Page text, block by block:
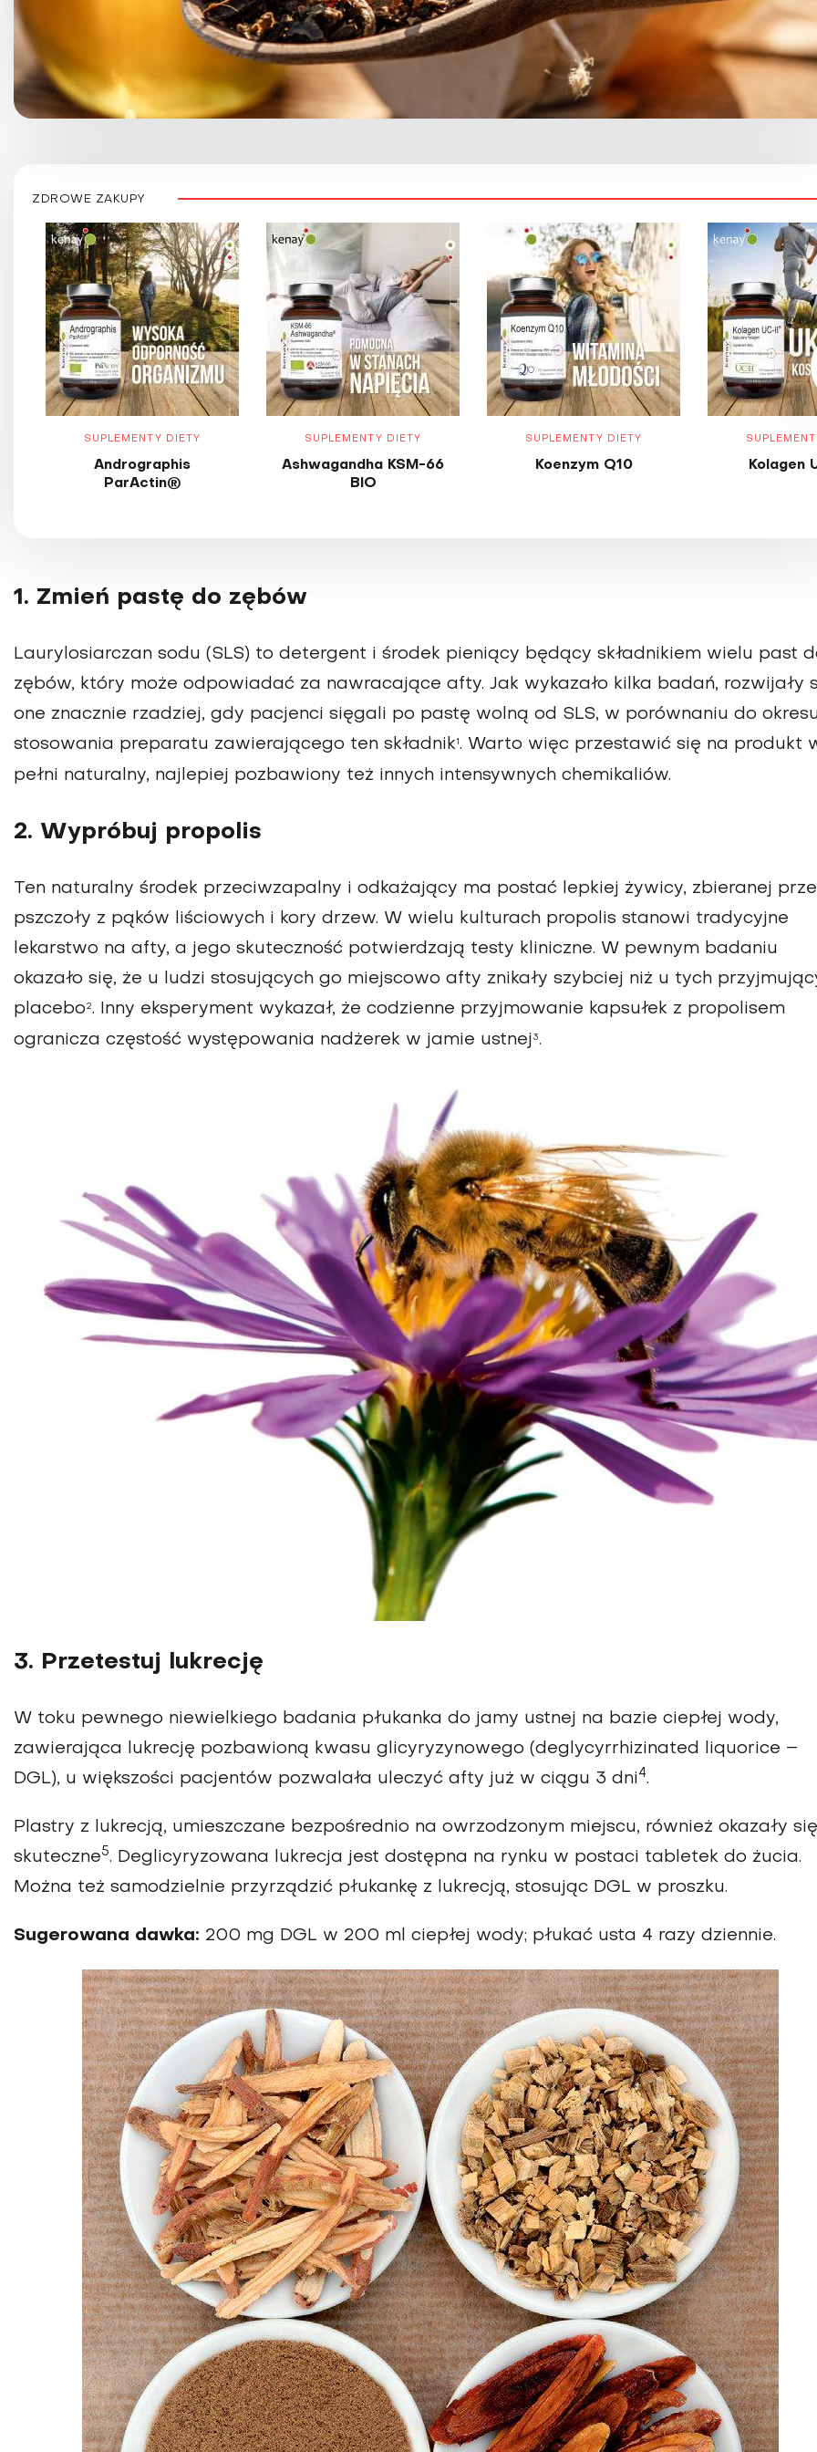
ZDROWE ZAKUPY
SUPLEMENTY DIETY
Andrographis
ParActin®
SUPLEMENTY DIETY
Ashwagandha KSM-66
BIO
SUPLEMENTY DIETY
Koenzym Q10 Kolagen
1. Zmień pastę do zębów
Laurylosiarczan sodu (SLS) to detergent i środek pieniący będący składnikiem wielu past
zębów, który może odpowiadać za nawracające afty. Jak wykazało kilka badań, rozwijały
one znacznie rzadziej, gdy pacjenci sięgali po pastę wolną od SLS, w porównaniu do
stosowania preparatu zawierającego ten składnik1 . Warto więc przestawić się na produkt
pełni naturalny, najlepiej pozbawiony też innych intensywnych chemikaliów.
2. Wypróbuj propolis
Ten naturalny środek przeciwzapalny i odkażający ma postać lepkiej żywicy, zbieranej
pszczoły z pąków liściowych i kory drzew. W wielu kulturach propolis stanowi tradycyjne
lekarstwo na afty, a jego skuteczność potwierdzają testy kliniczne. W pewnym badaniu
okazało się, że u ludzi stosujących go miejscowo afty znikały szybciej niż u tych
placebo 2. Inny eksperyment wykazał, że codzienne przyjmowanie kapsułek z propolisem
ogranicza częstość występowania nadżerek w jamie ustnej 3.
3. Przetestuj lukrecję
W toku pewnego niewielkiego badania płukanka do jamy ustnej na bazie ciepłej wody,
zawierająca lukrecję pozbawioną kwasu glicyryzynowego (deglycyrrhizinated liquorice –
DGL), u większości pacjentów pozwalała uleczyć afty już w ciągu 3 dni4.
Plastry z lukrecją, umieszczane bezpośrednio na owrzodzonym miejscu, również okazały się
skuteczne5. Deglicyryzowana lukrecja jest dostępna na rynku w postaci tabletek do żucia.
Można też samodzielnie przyrządzić płukankę z lukrecją, stosując DGL w proszku.
Sugerowana dawka: 200 mg DGL w 200 ml ciepłej wody; płukać usta 4 razy dziennie.